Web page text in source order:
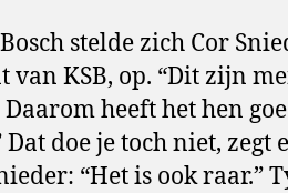
stelde zich Cor
KSB, op. “Dit zijn
heeft het hen
doe je toch niet, zegt
“Het is ook raar.”